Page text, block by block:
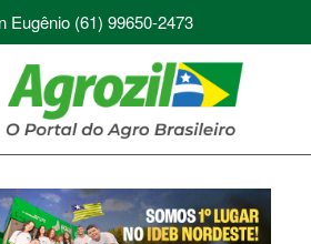
Eugênio (61) 99650-2473